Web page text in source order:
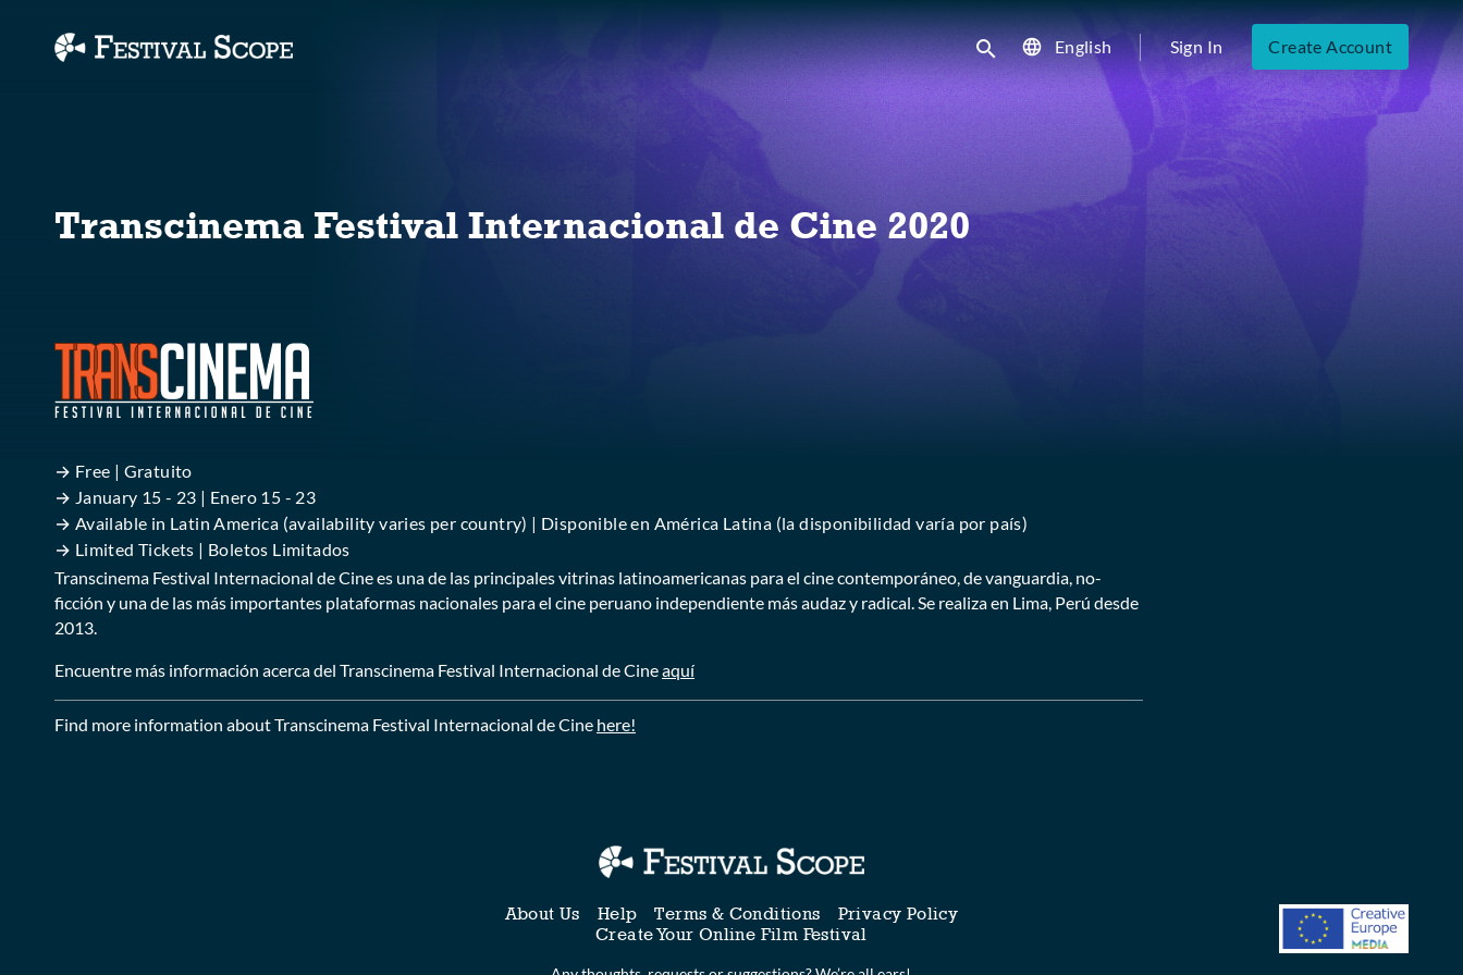
Accessibility Links
Submit search
English Sign In Create Account
Transcinema Festival Internacional de Cine 2020
→ Free | Gratuito
→ January 15 - 23 | Enero 15 - 23
→ Available in Latin America (availability varies per country) | Disponible en América Latina (la disponibilidad varía por país)
→ Limited Tickets | Boletos Limitados
Transcinema Festival Internacional de Cinees una de las principales vitrinas latinoamericanas para el cine contemporáneo, de vanguardia, no-
ficción y una de las más importantes plataformas nacionales para el cine peruano independiente más audaz y radical. Se realiza en Lima, Perú desde
2013.
Encuentre más información acerca del Transcinema Festival Internacional de Cineaquí
Find more information aboutTranscinema Festival Internacional de Cine here!
About Us Help Terms & Conditions
Privacy Policy
Create Your Online Film Festival